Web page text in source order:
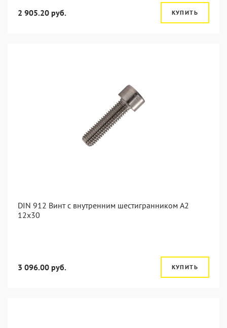
2 905.20 руб. КУПИТЬ
DIN 912 Винт с внутренним шестигранником А2
12х30
3 096.00 руб. КУПИТЬ